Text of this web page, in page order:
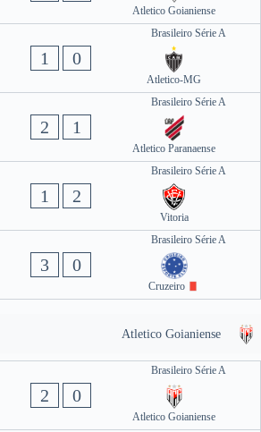
Atletico Goianiense
Brasileiro Série A
1 0
Atletico-MG
Brasileiro Série A
2 1
Atletico Paranaense
Brasileiro Série A
1 2
Vitoria
Brasileiro Série A
3 0
Cruzeiro
Atletico Goianiense
Brasileiro Série A
2 0
Atletico Goianiense